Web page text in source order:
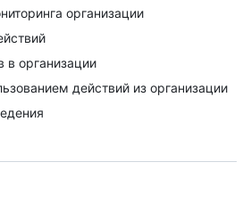
организации
в организации
действий из организации